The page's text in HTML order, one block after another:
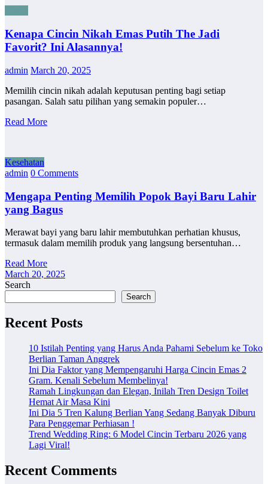
Kenapa Cincin Nikah Emas Putih The Jadi
Favorit? Ini Alasannya!
admin March 20, 2025
Memilih cincin nikah adalah keputusan penting bagi setiap
pasangan. Salah satu pilihan yang semakin populer…
Read More
Kesehatan
admin 0 Comments
Mengapa Penting Memilih Popok Bayi Baru Lahir
yang Bagus
Merawat bayi yang baru lahir membutuhkan perhatian khusus,
termasuk dalam memilih produk yang langsung bersentuhan…
Read More
March 20, 2025
Search
Search
Recent Posts
10 Istilah Penting yang Harus Anda Pahami Sebelum ke Toko
Berlian Taman Anggrek
Ini Dia Faktor yang Mempengaruhi Harga Cincin Emas 2
Gram. Kenali Sebelum Membelinya!
Ramah Lingkungan dan Elegan, Inilah Tren Design Toilet
Hemat Air Masa Kini
Ini Dia 5 Tren Kalung Berlian Yang Sedang Banyak Diburu
Para Penggemar Perhiasan !
Trend Wedding Ring: 6 Model Cincin Terbaru 2026 yang
Lagi Viral!
Recent Comments